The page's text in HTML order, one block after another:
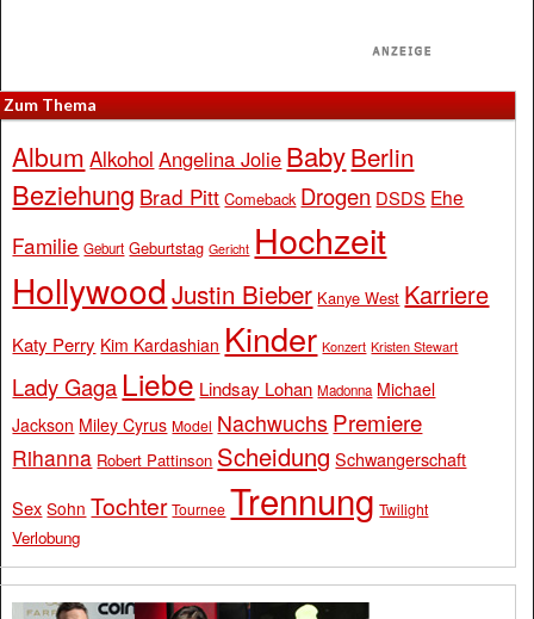
Zum Thema
Album Alkohol Angelina Jolie BabyBerlin
Beziehung Brad Pitt Comeback Drogen DSDS Ehe
Familie Geburt Geburtstag Gericht Hochzeit
Hollywood Justin Bieber Kanye West Karriere
Katy Perry Kim Kardashian Kinder Konzert Kristen Stewart
Lady Gaga Liebe Lindsay Lohan Madonna Michael
Jackson Miley Cyrus Model Nachwuchs Premiere
Rihanna Robert Pattinson Scheidung Schwangerschaft
Sex Sohn Tochter Tournee Trennung Twilight
Verlobung